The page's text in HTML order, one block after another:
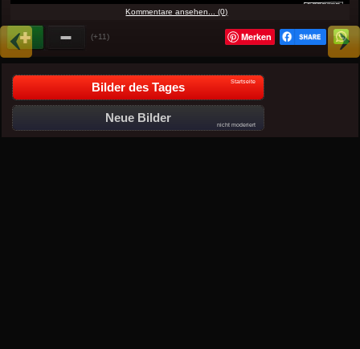
Kommentare ansehen... (0)
(+11) Merken
Bilder des Tages Startseite
Neue Bilder
nicht moderiert